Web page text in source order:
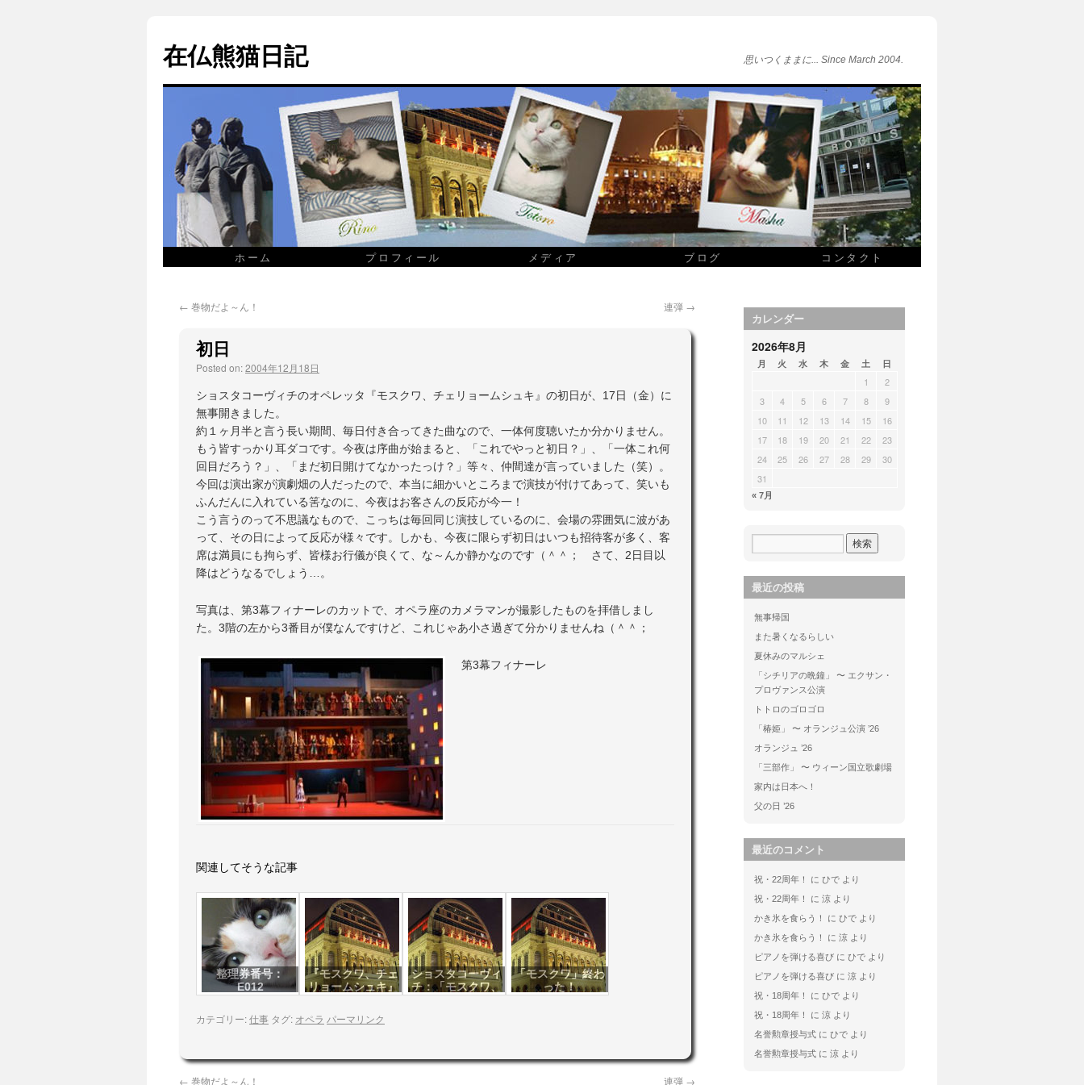
在仏熊猫日記 思いつくままに... Since March 2004.
ホーム プロフィール メディア ブログ コンタクト
← 巻物だよ～ん！ 連弾 →
初日
Posted on:2004年12月18日
ショスタコーヴィチのオペレッタ『モスクワ、チェリョームシュキ』の初日が、17日（金）に
無事開きました。
約１ヶ月半と言う長い期間、毎日付き合ってきた曲なので、一体何度聴いたか分かりません。
もう皆すっかり耳ダコです。今夜は序曲が始まると、「これでやっと初日？」、「一体これ何
回目だろう？」、「まだ初日開けてなかったっけ？」等々、仲間達が言っていました（笑）。
今回は演出家が演劇畑の人だったので、本当に細かいところまで演技が付けてあって、笑いも
ふんだんに入れている筈なのに、今夜はお客さんの反応が今一！
こう言うのって不思議なもので、こっちは毎回同じ演技しているのに、会場の雰囲気に波があ
って、その日によって反応が様々です。しかも、今夜に限らず初日はいつも招待客が多く、客
席は満員にも拘らず、皆様お行儀が良くて、な～んか静かなのです（＾＾； さて、2日目以
降はどうなるでしょう…。
写真は、第3幕フィナーレのカットで、オペラ座のカメラマンが撮影したものを拝借しまし
た。3階の左から3番目が僕なんですけど、これじゃあ小さ過ぎて分かりませんね（＾＾；
第3幕フィナーレ
関連してそうな記事
整理券番号：
E012
『モスクワ、チェ
リョームシュキ』
ショスタコーヴィ
チ：「モスクワ、
チェリョームシュ
「モスクワ」終わ
った！
カテゴリー:仕事 タグ: オペラ パーマリンク
← 巻物だよ～ん！ 連弾 →
カレンダー
2026年8月
月 火 水 木 金 土 日
1
2
3
4 5 6 7 8
9
10
11 12 13 14 15
16
17
18 19 20 21 22
23
24
25 26 27 28 29
30
31
« 7月
最近の投稿
無事帰国
また暑くなるらしい
夏休みのマルシェ
「シチリアの晩鐘」 〜 エクサン・
プロヴァンス公演
トトロのゴロゴロ
「椿姫」 〜 オランジュ公演 ’26
オランジュ ’26
「三部作」 〜 ウィーン国立歌劇場
家内は日本へ！
父の日 ’26
最近のコメント
祝・22周年！ に ひで より
祝・22周年！
に 涼 より
かき氷を食らう！
に ひで より
かき氷を食らう！
に 涼 より
ピアノを弾ける喜び に ひで より
ピアノを弾ける喜び に 涼 より
祝・18周年！
に ひで より
祝・18周年！
に 涼 より
名誉勲章授与式 に ひで より
名誉勲章授与式 に 涼 より